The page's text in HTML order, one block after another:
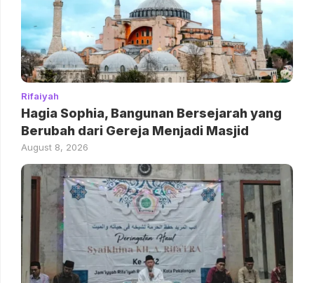
Rifaiyah
Hagia Sophia, Bangunan Bersejarah yang
Berubah dari Gereja Menjadi Masjid
August 8, 2026